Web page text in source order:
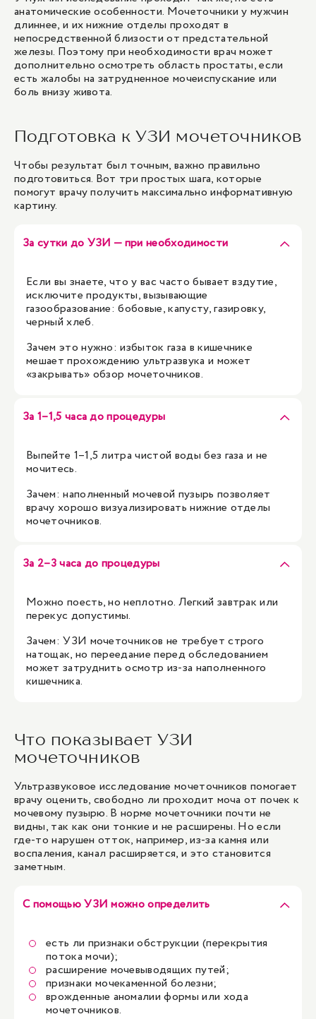
анатомические особенности. Мочеточники у мужчин
длиннее, и их нижние отделы проходят в
непосредственной близости от предстательной
железы. Поэтому при необходимости врач может
дополнительно осмотреть область простаты, если
есть жалобы на затрудненное мочеиспускание или
боль внизу живота.
Подготовка к УЗИ мочеточников
Чтобы результат был точным, важно правильно
подготовиться. Вот три простых шага, которые
помогут врачу получить максимально информативную
картину.
За сутки до УЗИ — при необходимости
Если вы знаете, что у вас часто бывает вздутие,
исключите продукты, вызывающие
газообразование: бобовые, капусту, газировку,
черный хлеб.
Зачем это нужно: избыток газа в кишечнике
мешает прохождению ультразвука и может
«закрывать» обзор мочеточников.
За 1–1,5 часа до процедуры
Выпейте 1–1,5 литра чистой воды без газа и не
мочитесь.
Зачем: наполненный мочевой пузырь позволяет
врачу хорошо визуализировать нижние отделы
мочеточников.
За 2–3 часа до процедуры
Можно поесть, но неплотно. Легкий завтрак или
перекус допустимы.
Зачем: УЗИ мочеточников не требует строго
натощак, но переедание перед обследованием
может затруднить осмотр из-за наполненного
кишечника.
Что показывает УЗИ
мочеточников
Ультразвуковое исследование мочеточников помогает
врачу оценить, свободно ли проходит моча от почек к
мочевому пузырю. В норме мочеточники почти не
видны, так как они тонкие и не расширены. Но если
где-то нарушен отток, например, из-за камня или
воспаления, канал расширяется, и это становится
заметным.
С помощью УЗИ можно определить
есть ли признаки обструкции (перекрытия
потока мочи);
расширение мочевыводящих путей;
признаки мочекаменной болезни;
врожденные аномалии формы или хода
мочеточников.